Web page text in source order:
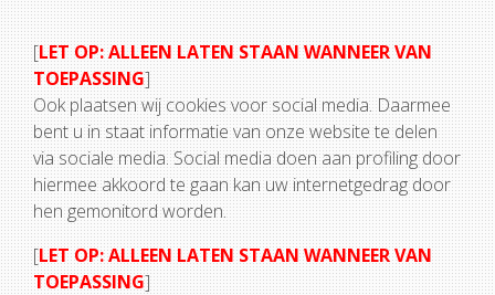
[LET OP: ALLEEN LATEN STAAN WANNEER VAN
TOEPASSING]
Ook plaatsen wij cookies voor social media. Daarmee
bent u in staat informatie van onze website te delen
via sociale media. Social media doen aan profiling door
hiermee akkoord te gaan kan uw internetgedrag door
hen gemonitord worden.
[LET OP: ALLEEN LATEN STAAN WANNEER VAN
TOEPASSING]